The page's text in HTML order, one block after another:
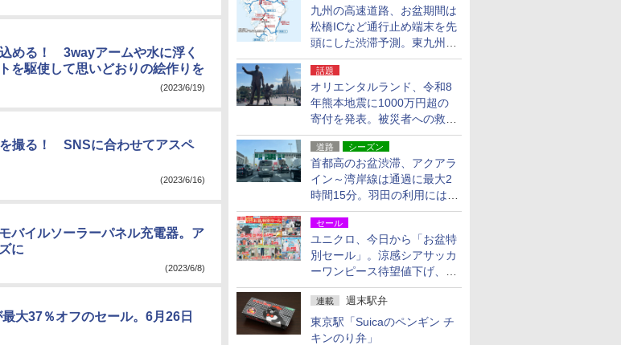
九州の高速道路、お盆期間は
松橋ICなど通行止め端末を先
頭にした渋滞予測。東九州道
への迂回は料金調整を実施
話題
オリエンタルランド、令和8
年熊本地震に1000万円超の
寄付を発表。被災者への救援
活動・復旧支援
道路 シーズン
首都高のお盆渋滞、アクアラ
イン～湾岸線は通過に最大2
時間15分。羽田の利用には
「空港西出口」の利用検討を
セール
ユニクロ、今日から「お盆特
別セール」。涼感シアサッカ
ーワンピース待望値下げ、撥
水ギアショーツは1990円に
連載 週末駅弁
東京駅「Suicaのペンギン チ
キンのり弁」
める！ 3wayアームや水に浮く
を駆使して思いどおりの絵作りを
(2023/6/19)
撮る！ SNSに合わせてアスペ
(2023/6/16)
バイルソーラーパネル充電器。ア
に
(2023/6/8)
大37％オフのセール。6月26日